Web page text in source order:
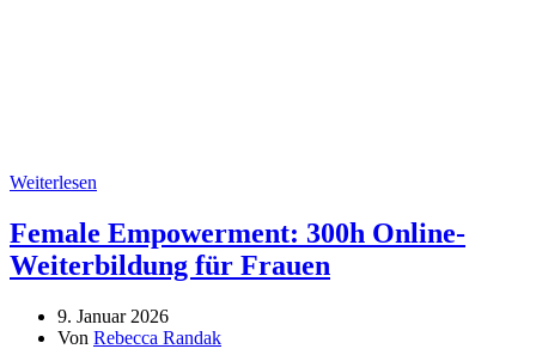
Weiterlesen
Female Empowerment: 300h Online-
Weiterbildung für Frauen
9. Januar 2026
Von Rebecca Randak